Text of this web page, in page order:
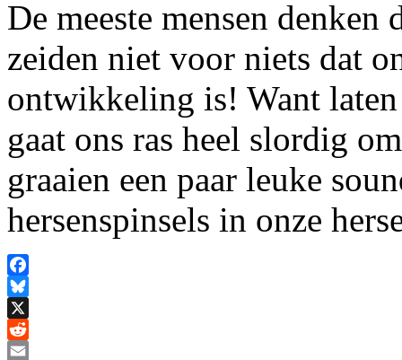
De meeste mensen
zeiden niet voor niets dat
ontwikkeling is! Want
gaat ons ras heel slordig
graaien een paar leuke
hersenspinsels in onze
Facebook
Bluesky
X
Reddit